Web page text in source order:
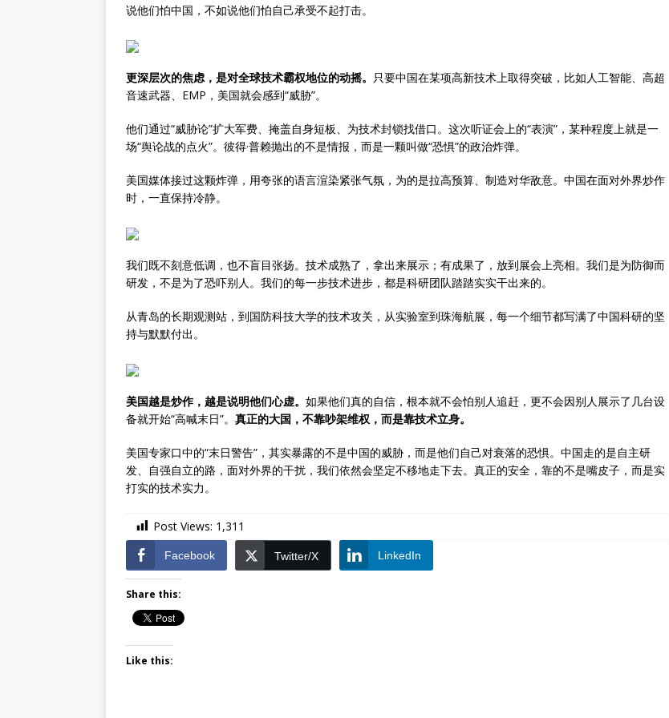
说他们怕中国，不如说他们怕自己承受不起打击。
更深层次的焦虑，是对全球技术霸权地位的动摇。 只要中国在某项高新技术上取得突破，比如人工智能、高超
音速武器、EMP，美国就会感到“威胁”。
他们通过“威胁论”扩大军费、掩盖自身短板、为技术封锁找借口。这次听证会上的“表演”，某种程度上就是一
场“舆论战的点火”。彼得·普赖抛出的不是情报，而是一颗叫做“恐惧”的政治炸弹。
美国媒体接过这颗炸弹，用夸张的语言渲染紧张气氛，为的是拉高预算、制造对华敌意。中国在面对外界炒作
时，一直保持冷静。
我们既不刻意低调，也不盲目张扬。技术成熟了，拿出来展示；有成果了，放到展会上亮相。我们是为防御而
研发，不是为了恐吓别人。我们的每一步技术进步，都是科研团队踏踏实实干出来的。
从青岛的长期观测站，到国防科技大学的技术攻关，从实验室到珠海航展，每一个细节都写满了中国科研的坚
持与默默付出。
美国越是炒作，越是说明他们心虚。 如果他们真的自信，根本就不会怕别人追赶，更不会因别人展示了几台设
备就开始“高喊末日”。 真正的大国，不靠吵架维权，而是靠技术立身。
美国专家口中的“末日警告”，其实暴露的不是中国的威胁，而是他们自己对衰落的恐惧。中国走的是自主研
发、自强自立的路，面对外界的干扰，我们依然会坚定不移地走下去。真正的安全，靠的不是嘴皮子，而是实
打实的技术实力。
Post Views: 1,311
Facebook Twitter/X LinkedIn
Share this:
Like this: